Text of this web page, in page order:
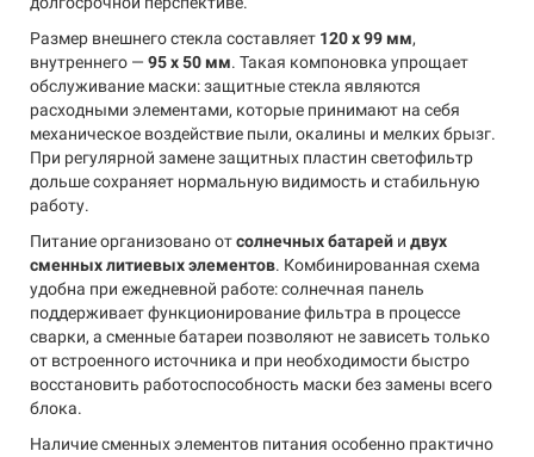
Размер внешнего стекла составляет 120 x 99 мм,
внутреннего — 95 x 50 мм. Такая компоновка упрощает
обслуживание маски: защитные стекла являются
расходными элементами, которые принимают на себя
механическое воздействие пыли, окалины и мелких брызг.
При регулярной замене защитных пластин светофильтр
дольше сохраняет нормальную видимость и стабильную
работу.
Питание организовано отсолнечных батарей и двух
сменных литиевых элементов. Комбинированная схема
удобна при ежедневной работе: солнечная панель
поддерживает функционирование фильтра в процессе
сварки, а сменные батареи позволяют не зависеть только
от встроенного источника и при необходимости быстро
восстановить работоспособность маски без замены всего
блока.
Наличие сменных элементов питания особенно практично